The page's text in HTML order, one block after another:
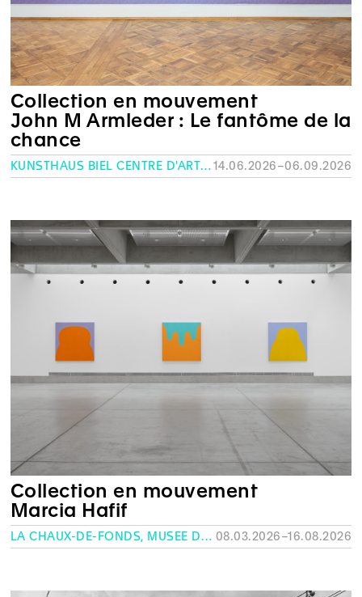
Collection en mouvement
John M Armleder : Le fantôme de la
chance
KUNSTHAUS BIEL CENTRE D'ART BIENNE14.06.2026–06.09.2026
Collection en mouvement
Marcia Hafif
LA CHAUX-DE-FONDS, MUSÉE DES BEAUX-ARTS 08.03.2026–16.08.2026